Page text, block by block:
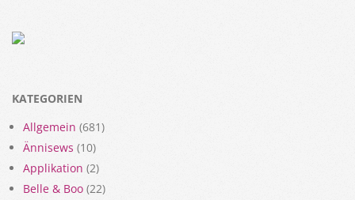
KATEGORIEN
Allgemein (681)
Ännisews (10)
Applikation (2)
Belle & Boo (22)